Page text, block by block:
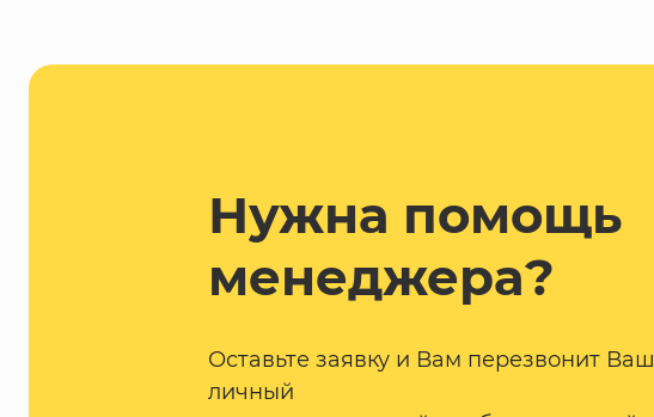
Нужна помощь
менеджера?
Оставьте заявку и Вам перезвонит Ваш
личный